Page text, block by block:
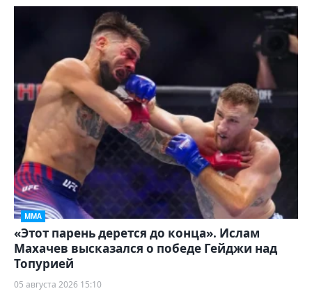
ММА
«Этот парень дерется до конца». Ислам
Махачев высказался о победе Гейджи над
Топурией
05 августа 2026 15:10